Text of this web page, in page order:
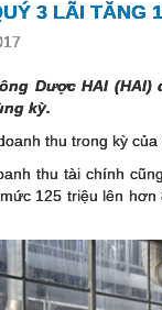
3 LÃI TĂNG
Dược HAI
kỳ.
thu trong kỳ
thu tài chính
125 triệu lên